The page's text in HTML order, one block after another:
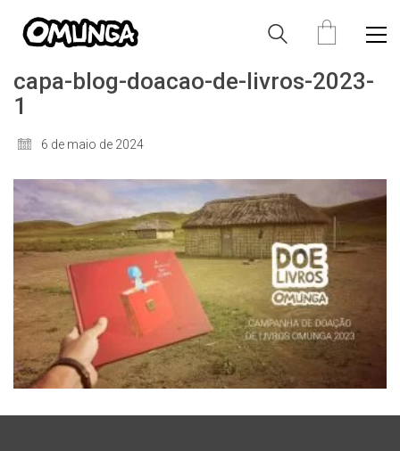
capa-blog-doacao-de-livros-2023-
1
6 de maio de 2024